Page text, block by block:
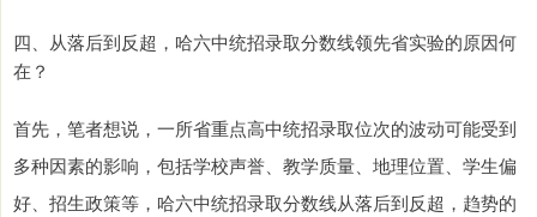
四、从落后到反超，哈六中统招录取分数线领先省实验的原因何
在？
首先，笔者想说，一所省重点高中统招录取位次的波动可能受到
多种因素的影响，包括学校声誉、教学质量、地理位置、学生偏
好、招生政策等，哈六中统招录取分数线从落后到反超，趋势的